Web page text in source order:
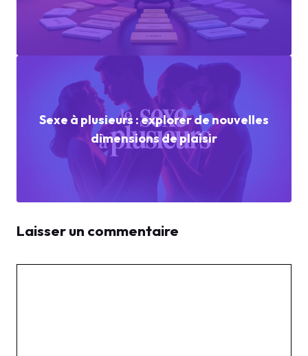
Sexe à plusieurs : explorer de nouvelles
dimensions de plaisir
Laisser un commentaire